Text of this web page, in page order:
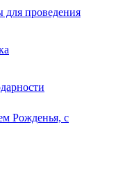
для проведения
Рожденья, с